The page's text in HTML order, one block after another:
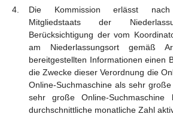
Die Kommission erlässt
Mitgliedstaats der
Berücksichtigung der vom
am Niederlassungsort gemäß
bereitgestellten Informationen einen
die Zwecke dieser Verordnung die
Online-Suchmaschine als sehr
sehr große Online-Suchmaschine
durchschnittliche monatliche Zahl